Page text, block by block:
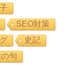
SEO対策
史記
句